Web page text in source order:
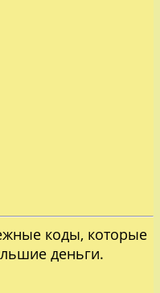
коды, которые
деньги.